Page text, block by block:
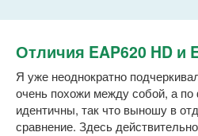
Отличия EAP620 HD и
Я уже неоднократно
очень похожи между собой, а
идентичны, так что выношу в
сравнение. Здесь